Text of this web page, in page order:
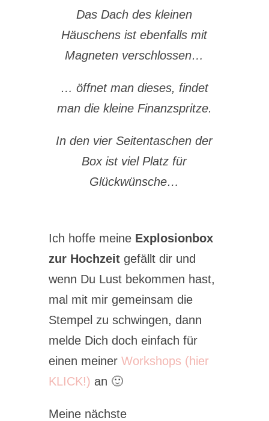
Das Dach des kleinen
Häuschens ist ebenfalls mit
Magneten verschlossen…
… öffnet man dieses, findet
man die kleine Finanzspritze.
In den vier Seitentaschen der
Box ist viel Platz für
Glückwünsche…
Ich hoffe meine Explosionbox
zur Hochzeitgefällt dir und
wenn Du Lust bekommen hast,
mal mit mir gemeinsam die
Stempel zu schwingen, dann
melde Dich doch einfach für
einen meiner Workshops (hier
KLICK!) an 🙂
Meine nächste